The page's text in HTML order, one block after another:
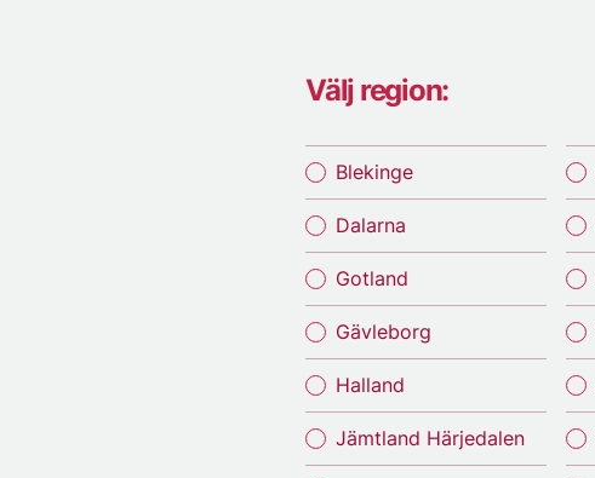
Välj region:
Blekinge
Dalarna
Gotland
Gävleborg
Halland
Jämtland Härjedalen